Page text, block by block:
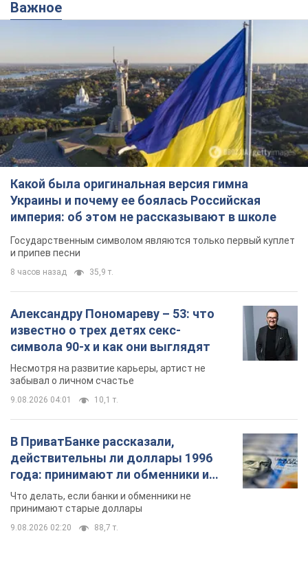
Важное
Какой была оригинальная версия гимна
Украины и почему ее боялась Российская
империя: об этом не рассказывают в школе
Государственным символом являются только первый куплет
и припев песни
8 часов назад 35,9 т.
Александру Пономареву – 53: что
известно о трех детях секс-
символа 90-х и как они выглядят
Несмотря на развитие карьеры, артист не
забывал о личном счастье
9.08.2026 04:01 10,1 т.
В ПриватБанке рассказали,
действительны ли доллары 1996
года: принимают ли обменники и
банки такие купюры
Что делать, если банки и обменники не
принимают старые доллары
9.08.2026 02:20 88,7 т.